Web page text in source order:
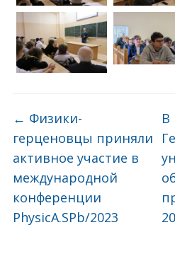
← Физики-
герценовцы приняли
активное участие в
международной
конференции
PhysicA.SPb/2023
В